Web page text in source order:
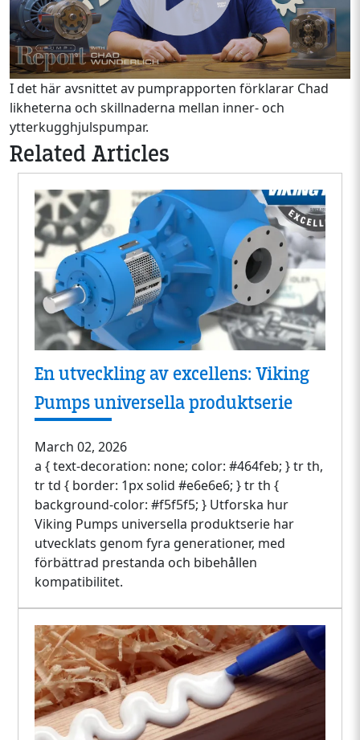
I det här avsnittet av pumprapporten förklarar Chad
likheterna och skillnaderna mellan inner- och
ytterkugghjulspumpar.
Related Articles
En utveckling av excellens: Viking
Pumps universella produktserie
March 02, 2026
a { text-decoration: none; color: #464feb; } tr th,
tr td { border: 1px solid #e6e6e6; } tr th {
background-color: #f5f5f5; } Utforska hur
Viking Pumps universella produktserie har
utvecklats genom fyra generationer, med
förbättrad prestanda och bibehållen
kompatibilitet.